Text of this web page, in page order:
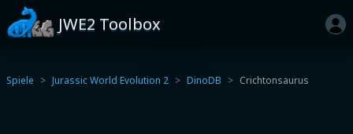
JWE2 Toolbox
Spiele Jurassic World Evolution 2 DinoDB Crichtonsaurus